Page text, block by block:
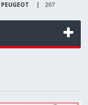
PEUGEOT | 207